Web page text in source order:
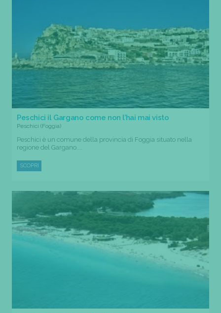
Peschici il Gargano come non l’hai mai visto
Peschici (Foggia)
Peschici è un comune della provincia di Foggia situato nella
regione del Gargano....
SCOPRI